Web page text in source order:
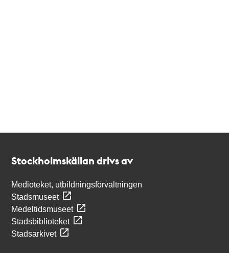
Stockholmskällan drivs av
Medioteket, utbildningsförvaltningen
Stadsmuseet
Medeltidsmuseet
Stadsbiblioteket
Stadsarkivet